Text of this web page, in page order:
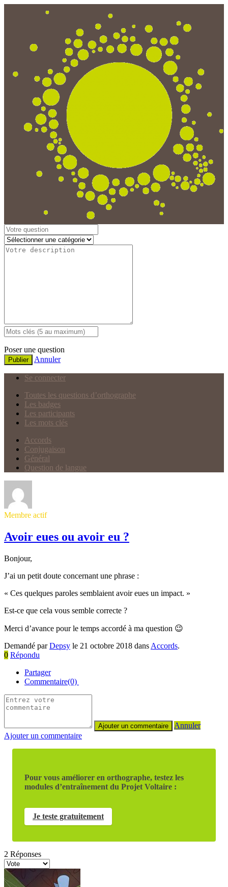
Poser une question
Publier Annuler
Se connecter
Toutes les questions d’orthographe
Les badges
Les participants
Les mots clés
Accords
Conjugaison
Général
Question de langue
Membre actif
Avoir eues ou avoir eu ?
Bonjour,
J’ai un petit doute concernant une phrase :
« Ces quelques paroles semblaient avoir eues un impact. »
Est-ce que cela vous semble correcte ?
Merci d’avance pour le temps accordé à ma question 😉
Demandé parDepsy le 21 octobre 2018 dans Accords.
0 Répondu
Partager
Commentaire(0)
Annuler
Ajouter un commentaire
Pour vous améliorer en orthographe, testez les
modules d’entraînement du Projet Voltaire :
Je teste gratuitement
2 Réponses